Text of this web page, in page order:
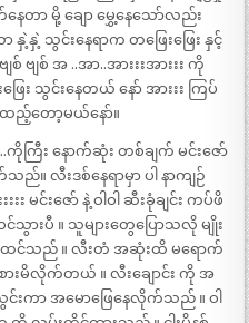
တာ မို့ ချော မွှေ့နေသော်လည်း
နှဲ့ သွင်းနေရာက တဖြေးဖြေး နှင့်
ဗျစ် အ ..အာ..အားးးအားးး ကို
ဖြေး သွင်းနေတယ် နော် အားးး ကြပ်
ည့်တော့မယ်နော်။
ကြီး နောက်ဆုံး တစ်ချက် မင်းဇော်
ည်။ လီးဒစ်နေရာမှာ ပါ နာကျဉ်
မင်းဇော် နဲ့ ဝါဝါ ဆီးခုံချင်း ကပ်ဖိ
ပီ ။ သူများတွေပြောသလို မျိုး
ထင်သည် ။ လီးတံ အဆုံးထိ မရောက်
းမိလိုက်တယ် ။ လီးချောင်း ကို အ
ာ အမောဖြေနေလိုက်သည် ။ ဝါ